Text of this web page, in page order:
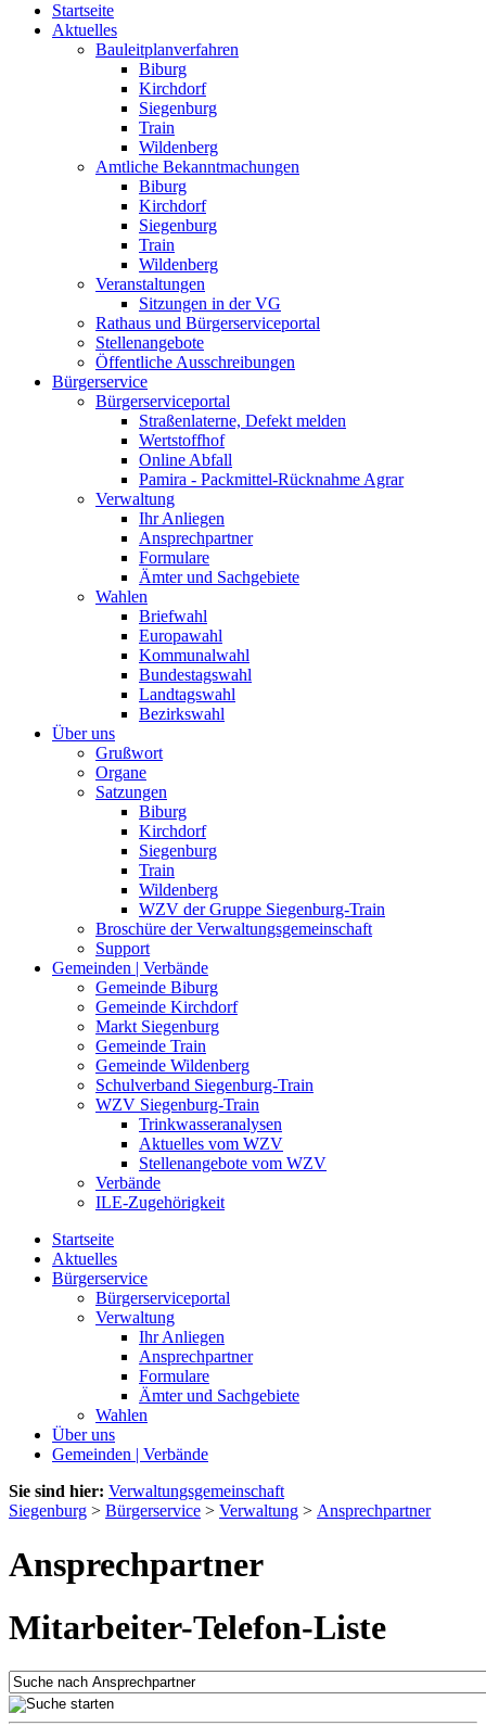
Startseite
Aktuelles
Bauleitplanverfahren
Biburg
Kirchdorf
Siegenburg
Train
Wildenberg
Amtliche Bekanntmachungen
Biburg
Kirchdorf
Siegenburg
Train
Wildenberg
Veranstaltungen
Sitzungen in der VG
Rathaus und Bürgerserviceportal
Stellenangebote
Öffentliche Ausschreibungen
Bürgerservice
Bürgerserviceportal
Straßenlaterne, Defekt melden
Wertstoffhof
Online Abfall
Pamira - Packmittel-Rücknahme Agrar
Verwaltung
Ihr Anliegen
Ansprechpartner
Formulare
Ämter und Sachgebiete
Wahlen
Briefwahl
Europawahl
Kommunalwahl
Bundestagswahl
Landtagswahl
Bezirkswahl
Über uns
Grußwort
Organe
Satzungen
Biburg
Kirchdorf
Siegenburg
Train
Wildenberg
WZV der Gruppe Siegenburg-Train
Broschüre der Verwaltungsgemeinschaft
Support
Gemeinden | Verbände
Gemeinde Biburg
Gemeinde Kirchdorf
Markt Siegenburg
Gemeinde Train
Gemeinde Wildenberg
Schulverband Siegenburg-Train
WZV Siegenburg-Train
Trinkwasseranalysen
Aktuelles vom WZV
Stellenangebote vom WZV
Verbände
ILE-Zugehörigkeit
Startseite
Aktuelles
Bürgerservice
Bürgerserviceportal
Verwaltung
Ihr Anliegen
Ansprechpartner
Formulare
Ämter und Sachgebiete
Wahlen
Über uns
Gemeinden | Verbände
Sie sind hier: Verwaltungsgemeinschaft
Siegenburg > Bürgerservice > Verwaltung > Ansprechpartner
Ansprechpartner
Mitarbeiter-Telefon-Liste